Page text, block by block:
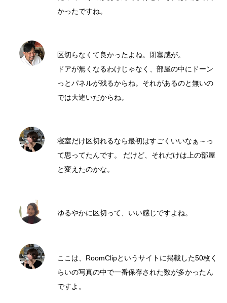
かったですね。
区切らなくて良かったよね。閉塞感が。
ドアが無くなるわけじゃなく、部屋の中にドーン
っとパネルが残るからね。それがあるのと無いの
では大違いだからね。
寝室だけ区切れるなら最初はすごくいいなぁ～っ
て思ってたんです。 だけど、それだけは上の部屋
と変えたのかな。
ゆるやかに区切って、いい感じですよね。
ここは、RoomClipというサイトに掲載した50枚く
らいの写真の中で一番保存された数が多かったん
ですよ。